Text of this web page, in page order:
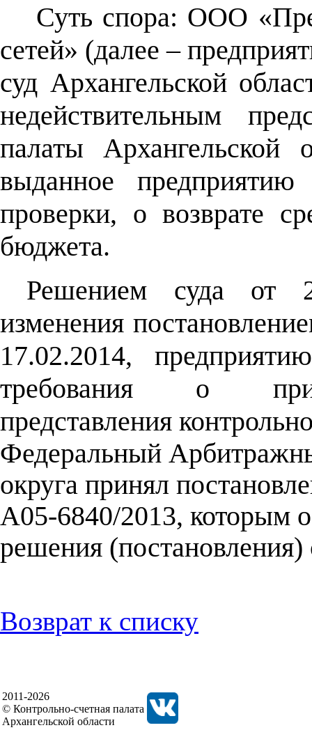
Суть спора: ООО
сетей» (далее –
суд Архангельской
недействительным
палаты
выданное предприятию
проверки, о возврате
бюджета.
Решением суда от
изменения
17.02.2014,
требования о
представления
Федеральный
округа принял
А05-6840/2013, которым
решения (постановления)
Возврат к списку
2011-2026
© Контрольно-счетная палата
Архангельской области